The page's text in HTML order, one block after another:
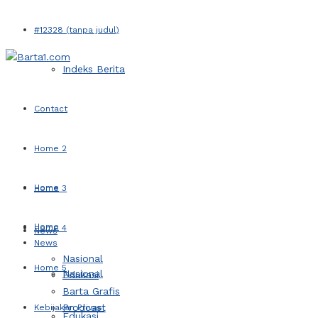
#12328 (tanpa judul)
Indeks Berita
Contact
Home 2
Home 3
Home 4
Home 5
Kebijakan Privasi
Home
News
Nasional
Home
News
Nasional
Edukasi
Barta Grafis
Prodcast